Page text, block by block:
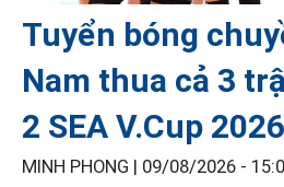
Tuyển bóng
Nam thua cả 3
2 SEA V.Cup 2026
MINH PHONG | 09/08/2026 -